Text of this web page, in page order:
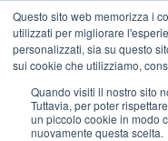
Questo sito web memorizza i
utilizzati per migliorare
personalizzati, sia su questo
sui cookie che utilizziamo,
Quando visiti il ​​nostro sito
Tuttavia, per poter
un piccolo cookie in modo
nuovamente questa scelta.